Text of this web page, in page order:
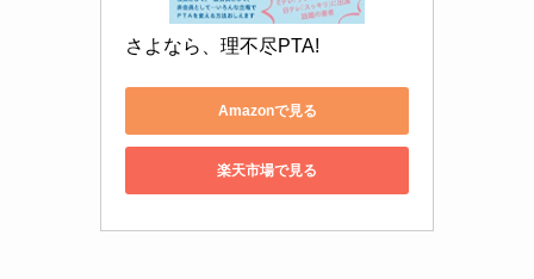
さよなら、理不尽PTA!
Amazonで見る
楽天市場で見る